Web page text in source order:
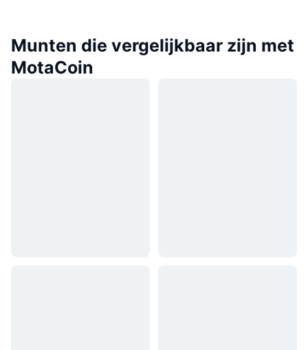
Munten die vergelijkbaar zijn met
MotaCoin